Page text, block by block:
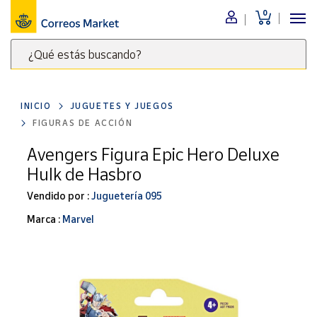
0
¿Qué estás buscando?
clave
para
buscar
productos
Correos
Market
Menú
Nuestro
catálogo
Alimentación
Ocio y cultura
Juguetes y
juegos
Libros y
INICIO
JUGUETES Y JUEGOS
FIGURAS DE ACCIÓN
Avengers Figura Epic Hero Deluxe
Hulk de Hasbro
Vendido por :Juguetería 095
Marca : Marvel